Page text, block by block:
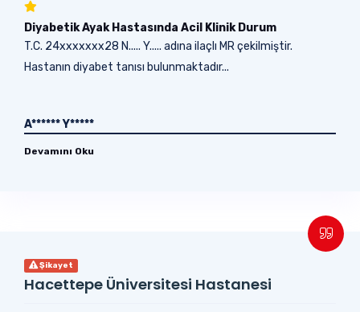
Diyabetik Ayak Hastasında Acil Klinik Durum
T.C. 24xxxxxxx28 N..... Y..... adına ilaçlı MR çekilmiştir.
Hastanın diyabet tanısı bulunmaktadır...
A****** Y*****
Devamını Oku
Şikayet
Hacettepe Üniversitesi Hastanesi